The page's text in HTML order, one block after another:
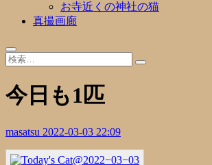
お寺近くの神社の猫
真撮画廊
今日も1匹
masatsu 2022-03-03 22:09